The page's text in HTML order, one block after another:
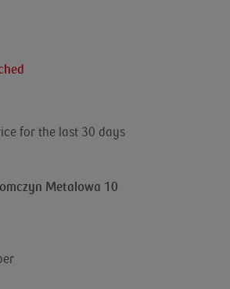
for the last 30 days
Metalowa 10